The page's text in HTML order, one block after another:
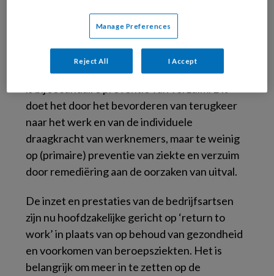
mortaliteit door beroepsrisico’s. De
arbeidsinspectie merkt daarbij in haar rapport
‘Staat van Gezond werk’ op dat de
bedrijfsgeneeskunde voornamelijk betrokken
doet het door het bevorderen van terugkeer
naar het werk en van de individuele
draagkracht van werknemers, maar te weinig
op (primaire) preventie van ziekte en verzuim
door remediëring aan de oorzaken van uitval.
De inzet en prestaties van de bedrijfsartsen
zijn nu hoofdzakelijke gericht op ‘return to
work’ in plaats van op behoud van gezondheid
en voorkomen van beroepsziekten. Het is
belangrijk om meer in te zetten op de
Manage Preferences
Reject All I Accept